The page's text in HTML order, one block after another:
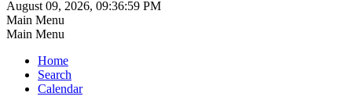
August 09, 2026, 09:36:59 PM
Main Menu
Main Menu
Home
Search
Calendar